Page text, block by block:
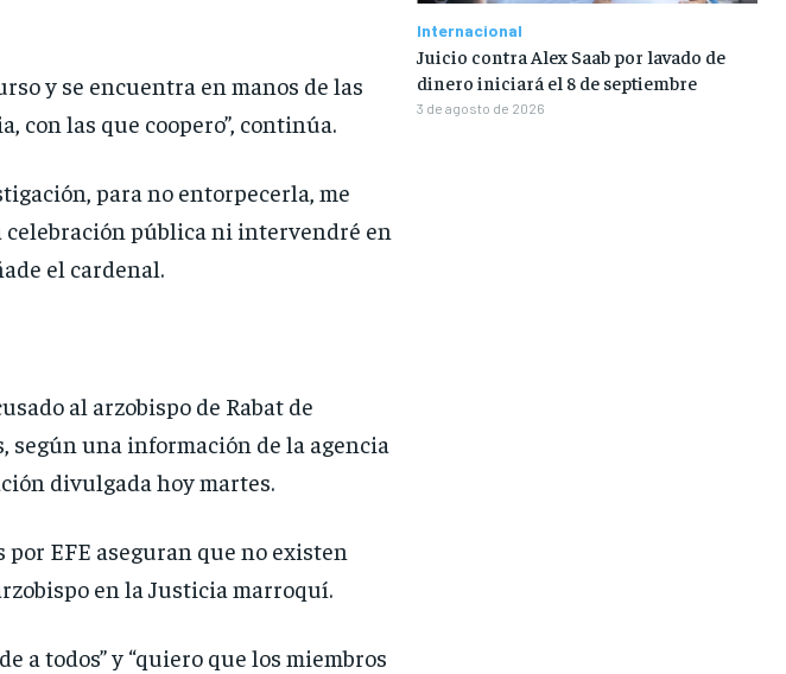
y se encuentra en manos de las
con las que coopero”, continúa.
para no entorpecerla, me
pública ni intervendré en
el cardenal.
al arzobispo de Rabat de
según una información de la agencia
divulgada hoy martes.
EFE aseguran que no existen
en la Justicia marroquí.
a todos” y “quiero que los miembros
Internacional
Juicio contra Alex Saab por lavado de
dinero iniciará el 8 de septiembre
3 de agosto de 2026